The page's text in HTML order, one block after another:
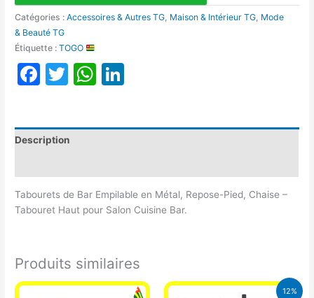
Catégories :Accessoires & Autres TG, Maison & Intérieur TG, Mode
& Beauté TG
Étiquette :TOGO
Facebook
TwitterWhatsApp
Description
Tabourets de Bar Empilable en Métal, Repose-Pied, Chaise –
Tabouret Haut pour Salon Cuisine Bar.
Produits similaires
12%
Le
Le